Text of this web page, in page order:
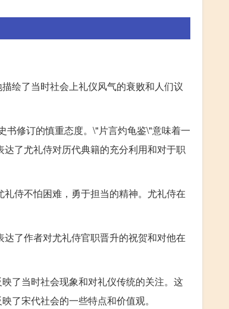
绘了当时社会上礼仪风气的衰败和人们议
书修订的慎重态度。\"片言灼龟鉴\"意味着一
了尤礼侍对历代典籍的充分利用和对于职
侍不怕困难，勇于担当的精神。尤礼侍在
了作者对尤礼侍官职晋升的祝贺和对他在
了当时社会现象和对礼仪传统的关注。这
了宋代社会的一些特点和价值观。